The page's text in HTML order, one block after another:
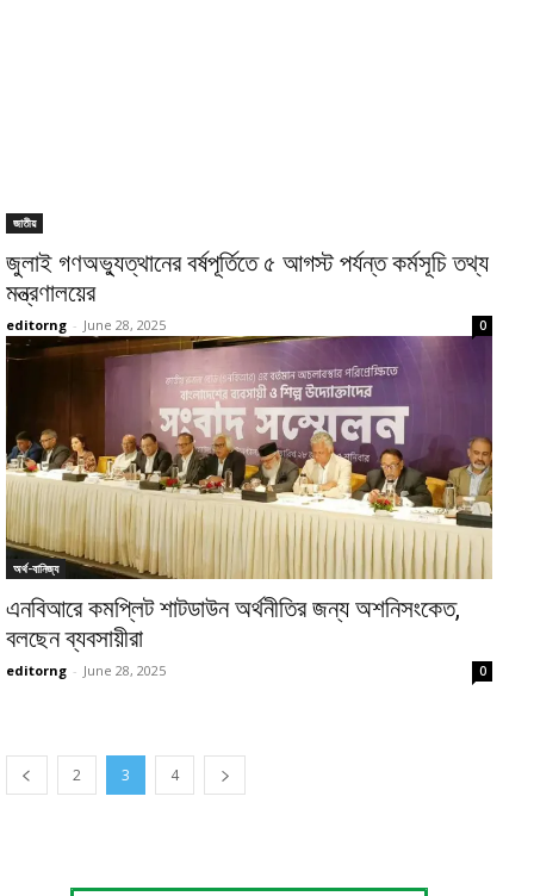
জাতীয়
জুলাই গণঅভ্যুত্থানের বর্ষপূর্তিতে ৫ আগস্ট পর্যন্ত কর্মসূচি তথ্য
মন্ত্রণালয়ের
editorng - June 28, 2025 0
অর্থ-বানিজ্য
এনবিআরে কমপ্লিট শাটডাউন অর্থনীতির জন্য অশনিসংকেত,
বলছেন ব্যবসায়ীরা
editorng - June 28, 2025 0
2 3 4